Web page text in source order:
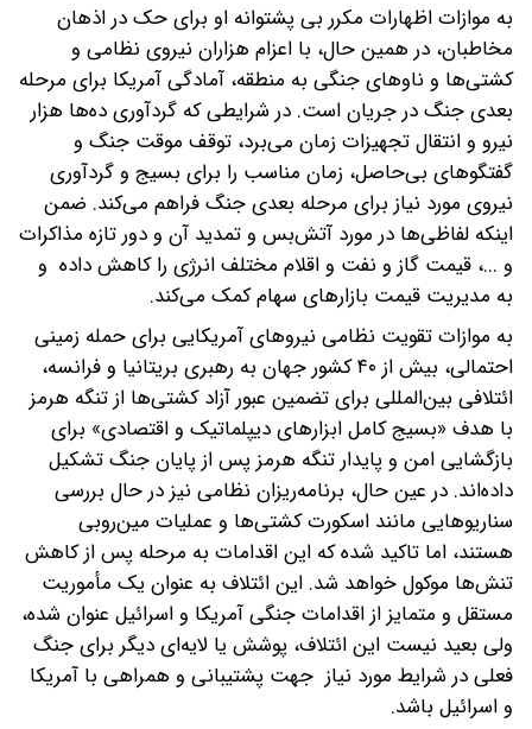
به موازات اظهارات مکرر بی پشتوانه‌ او برای حک در اذهان
مخاطبان، در همین حال، با اعزام هزاران نیروی نظامی و
کشتی‌ها و ناوهای جنگی به منطقه، آمادگی آمریکا برای مرحله
بعدی جنگ در جریان است. در شرایطی که گردآوری ده‌ها هزار
نیرو و انتقال تجهیزات زمان می‌برد، توقف موقت جنگ و
گفتگوهای بی‌حاصل، زمان مناسب را برای بسیج و گردآوری
نیروی مورد نیاز برای مرحله بعدی جنگ فراهم می‌کند. ضمن
اینکه لفاظی‌ها در مورد آتش‌بس و تمدید آن و دور تازه مذاکرات
و ...، قیمت گاز و نفت و اقلام مختلف انرژی را کاهش داده و
به مدیریت قیمت بازارهای سهام کمک می‌کند.
به موازات تقویت نظامی نیروهای آمریکایی برای حمله زمینی
احتمالی، بیش از ۴۰ کشور جهان به رهبری بریتانیا و فرانسه،
ائتلافی بین‌المللی برای تضمین عبور آزاد کشتی‌ها از تنگه هرمز
با هدف «بسیج کامل ابزارهای دیپلماتیک و اقتصادی» برای
بازگشایی امن و پایدار تنگه هرمز پس از پایان جنگ تشکیل
داده‌اند. در عین حال، برنامه‌ریزان نظامی نیز در حال بررسی
سناریوهایی مانند اسکورت کشتی‌ها و عملیات مین‌روبی
هستند، اما تاکید شده که این اقدامات به مرحله پس از کاهش
تنش‌ها موکول خواهد شد. این ائتلاف به عنوان یک مأموریت
مستقل و متمایز از اقدامات جنگی آمریکا و اسرائیل عنوان شده،
ولی بعید نیست این ائتلاف، پوشش یا لایه‌ای دیگر برای جنگ
فعلی در شرایط مورد نیاز جهت پشتیبانی و همراهی با آمریکا
و اسرائیل باشد.